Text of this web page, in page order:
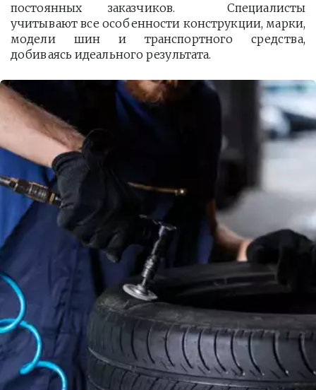
постоянных заказчиков. Специалисты
учитывают все особенности конструкции, марки,
модели шин и транспортного средства,
добиваясь идеального результата.